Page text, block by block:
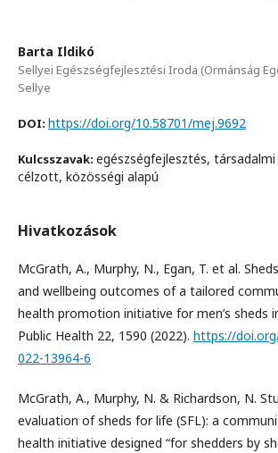
Barta Ildikó
Sellyei Egészségfejlesztési Iroda (Ormánság
Sellye
DOI: https://doi.org/10.58701/mej.9692
Kulcsszavak: egészségfejlesztés,
célzott, közösségi alapú
Hivatkozások
McGrath, A., Murphy, N., Egan, T. et al.
and wellbeing outcomes of a tailored
health promotion initiative for men’s sheds
Public Health 22, 1590 (2022). https://
022-13964-6
McGrath, A., Murphy, N. & Richardson, N.
evaluation of sheds for life (SFL): a
health initiative designed “for shedders by